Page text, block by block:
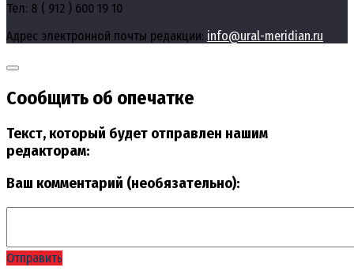
Тел: 8 ( 912 ) 600 19 10
Адрес электронной почты редакции: info@ural-meridian.ru
Сообщить об опечатке
Текст, который будет отправлен нашим
редакторам:
Ваш комментарий (необязательно):
Отправить